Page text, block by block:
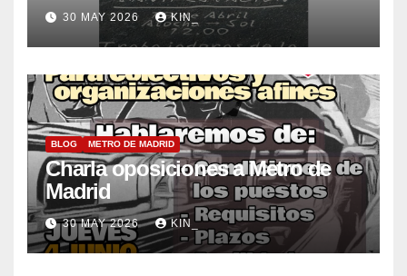
30 MAY 2026 KIN_
BLOG METRO DE MADRID
Charla oposiciones a Metro de
Madrid
30 MAY 2026 KIN_